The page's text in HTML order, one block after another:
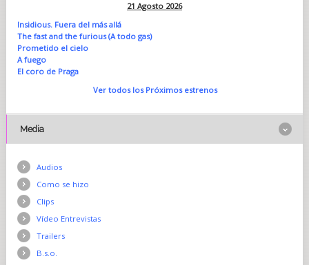
21 Agosto 2026
Insidious. Fuera del más allá
The fast and the furious (A todo gas)
Prometido el cielo
A fuego
El coro de Praga
Ver todos los Próximos estrenos
Media
Audios
Como se hizo
Clips
Vídeo Entrevistas
Trailers
B.s.o.